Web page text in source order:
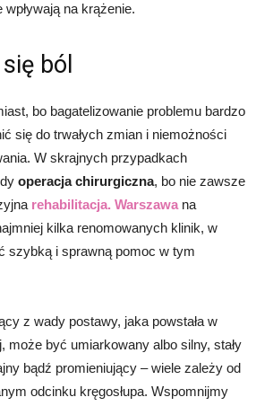
na krążenie.
ból
bo bagatelizowanie problemu bardzo
się do trwałych zmian i niemożności
W skrajnych przypadkach
operacja chirurgiczna, bo nie zawsze
rehabilitacja. Warszawa na
kilka renomowanych klinik, w
szybką i sprawną pomoc w tym
z wady postawy, jaka powstała w
może być umiarkowany albo silny, stały
bądź promieniujący – wiele zależy od
odcinku kręgosłupa. Wspomnijmy